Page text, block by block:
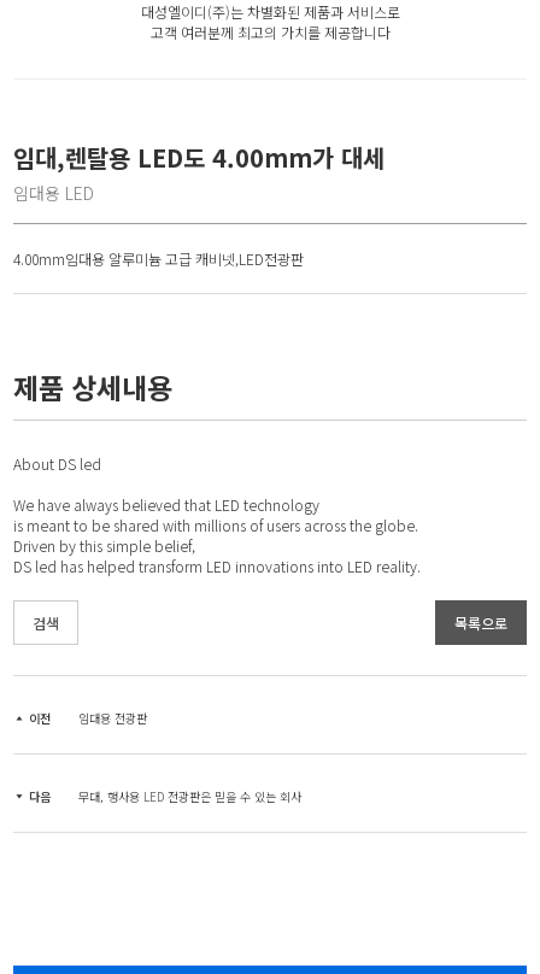
대성엘이디(주)는 차별화된 제품과 서비스로
고객 여러분께 최고의 가치를 제공합니다
임대,렌탈용 LED도 4.00mm가 대세
임대용 LED
4.00mm임대용 알루미늄 고급 캐비넷,LED전광판
제품 상세내용
About DS led
We have always believed that LED technology
is meant to be shared with millions of users across the globe.
Driven by this simple belief,
DS led has helped transform LED innovations into LED reality.
검색 목록으로
이전 임대용 전광판
다음 무대, 행사용 LED 전광판은 믿을 수 있는 회사